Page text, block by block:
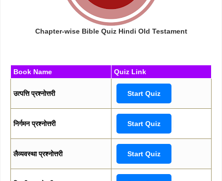
Chapter-wise Bible Quiz Hindi Old Testament
Book Name Quiz Link
उत्पत्ति प्रश्नोत्तरी Start Quiz
निर्गमन प्रश्नोत्तरी Start Quiz
लैव्यवस्था प्रश्नोत्तरी Start Quiz